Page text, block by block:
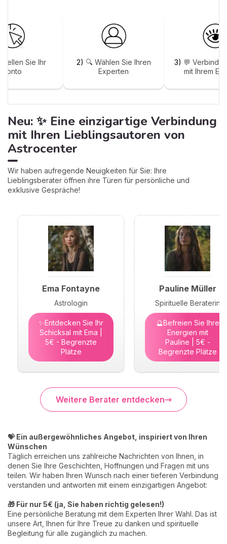
Sie Ihr
Konto
2) 🔍 Wählen Sie Ihren
Experten
3) 💬
mit Ihrem
Neu: ✨ Eine einzigartige Verbindung
mit Ihren Lieblingsautoren von
Astrocenter
Wir haben aufregende Neuigkeiten für Sie: Ihre
Lieblingsberater öffnen ihre Türen für persönliche und
exklusive Gespräche!
Ema Fontayne
Astrologin
✨Entdecken Sie Ihr
Schicksal mit Ema |
5€ - Begrenzte
Plätze
Pauline Müller
Spirituelle Beraterin
🔮Befreien Sie Ihre
Energien mit
Pauline | 5€ -
Begrenzte Plätze
Weitere Berater entdecken
💝 Ein außergewöhnliches Angebot, inspiriert von Ihren
Wünschen
Täglich erreichen uns zahlreiche Nachrichten von Ihnen, in
denen Sie Ihre Geschichten, Hoffnungen und Fragen mit uns
teilen. Wir haben Ihren Wunsch nach einer tieferen Verbindung
verstanden und antworten mit einem einzigartigen Angebot:
🎁 Für nur 5€ (ja, Sie haben richtig gelesen!)
Eine persönliche Beratung mit dem Experten Ihrer Wahl. Das ist
unsere Art, Ihnen für Ihre Treue zu danken und spirituelle
Begleitung für alle zugänglich zu machen.